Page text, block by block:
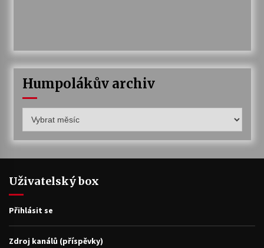
Humpolákův archiv
archiv
Uživatelský box
Přihlásit se
Zdroj kanálů (příspěvky)